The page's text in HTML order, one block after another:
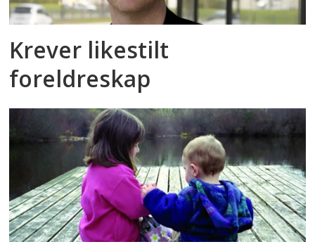
Krever likestilt
foreldreskap